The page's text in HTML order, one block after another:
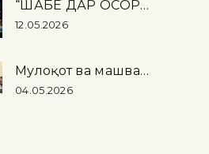
“ШАБЕ ДАР ОСОРХОНА – 2026”
12.05.2026
Мулоқот ва машварати корӣ оид ба баргузории намоиши “Тоҷикистон …
04.05.2026